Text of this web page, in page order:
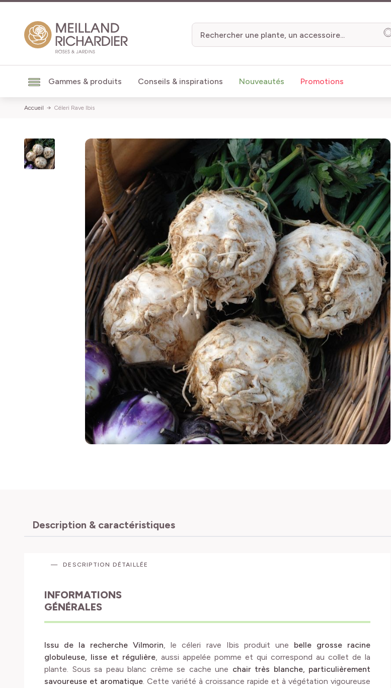
Gammes & produits Conseils & inspirations Nouveautés Promotions
Accueil Céleri Rave Ibis
Description & caractéristiques
DESCRIPTION DÉTAILLÉE
INFORMATIONS
GÉNÉRALES
Issu de la recherche Vilmorin, le céleri rave Ibis produit une belle grosse racine
globuleuse, lisse et régulière, aussi appelée pomme et qui correspond au collet de la
plante. Sous sa peau blanc crème se cache une chair très blanche, particulièrement
savoureuse et aromatique. Cette variété à croissance rapide et à végétation vigoureuse